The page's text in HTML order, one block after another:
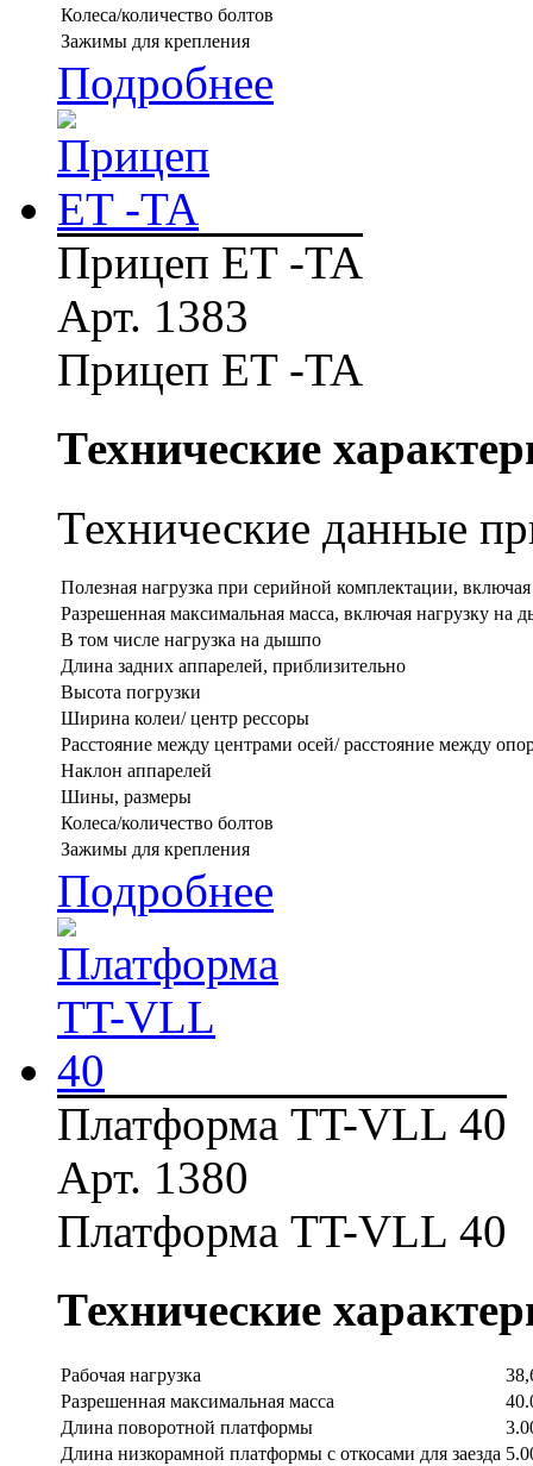
Колеса/количество болтов
Зажимы для крепления
Подробнее
Прицеп ET -TA
Арт. 1383
Прицеп ET -TA
Технические
Технические данные
Полезная нагрузка при серийной комплектации,
Разрешенная максимальная масса, включая нагрузку на
В том числе нагрузка на дышпо
Длина задних аппарелей, приблизительно
Высота погрузки
Ширина колеи/ центр рессоры
Расстояние между центрами осей/ расстояние между
Наклон аппарелей
Шины, размеры
Колеса/количество болтов
Зажимы для крепления
Подробнее
Платформа TT-VLL 40
Арт. 1380
Платформа TT-VLL 40
Технические
Рабочая нагрузка
Разрешенная максимальная масса
Длина поворотной платформы
Длина низкорамной платформы с откосами для заезда